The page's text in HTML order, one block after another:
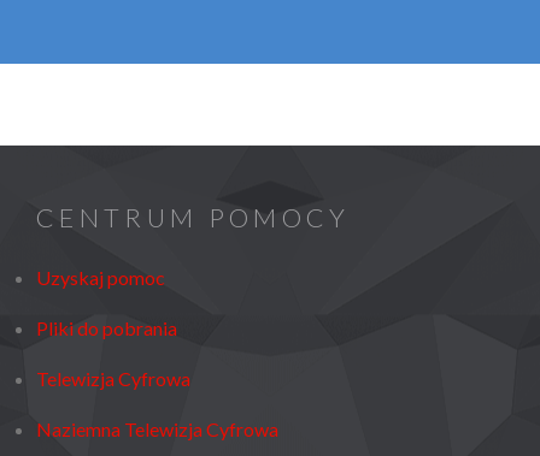
CENTRUM POMOCY
Uzyskaj pomoc
Pliki do pobrania
Telewizja Cyfrowa
Naziemna Telewizja Cyfrowa